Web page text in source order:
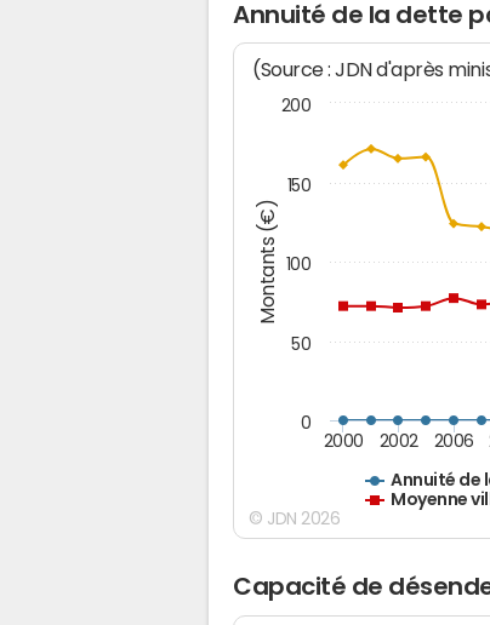
Annuité de la dette
Montants (€)
(Source : JDN d'après
Annuité de
Moyenne
2000 2002 2006
0
50
100
150
200
© JDN 2026
Capacité de